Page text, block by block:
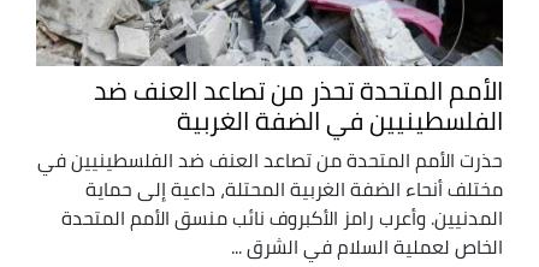
الأمم المتحدة تحذر من تصاعد العنف ضد
الفلسطينيين في الضفة الغربية
حذرت الأمم المتحدة من تصاعد العنف ضد الفلسطينيين في
مختلف أنحاء الضفة الغربية المحتلة، داعية إلى حماية
المدنيين. وأعرب رامز الأكبروف نائب منسق الأمم المتحدة
الخاص لعملية السلام في الشرق ...